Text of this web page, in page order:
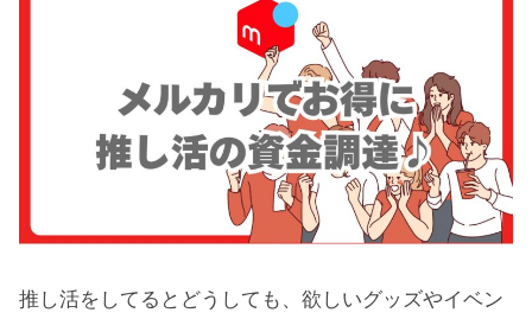
推し活をしてるとどうしても、欲しいグッズやイベン